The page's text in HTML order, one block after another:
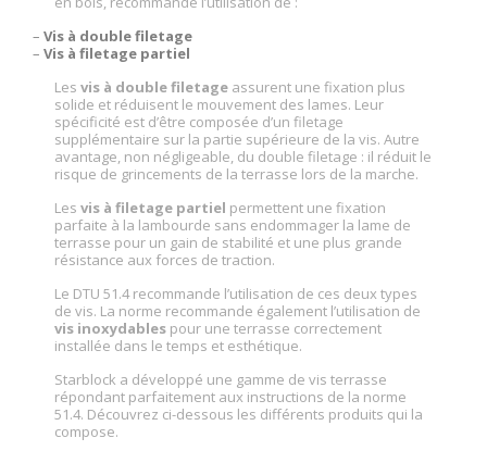
– Vis à double filetage
– Vis à filetage partiel
Les vis à double filetage assurent une fixation plus
solide et réduisent le mouvement des lames. Leur
spécificité est d’être composée d’un filetage
supplémentaire sur la partie supérieure de la vis. Autre
avantage, non négligeable, du double filetage : il réduit le
risque de grincements de la terrasse lors de la marche.
Les vis à filetage partiel permettent une fixation
parfaite à la lambourde sans endommager la lame de
terrasse pour un gain de stabilité et une plus grande
résistance aux forces de traction.
Le DTU 51.4 recommande l’utilisation de ces deux types
de vis. La norme recommande également l’utilisation de
vis inoxydables pour une terrasse correctement
installée dans le temps et esthétique.
Starblock a développé une gamme de vis terrasse
répondant parfaitement aux instructions de la norme
51.4. Découvrez ci-dessous les différents produits qui la
compose.